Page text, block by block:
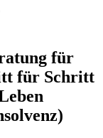
für
für Schritt